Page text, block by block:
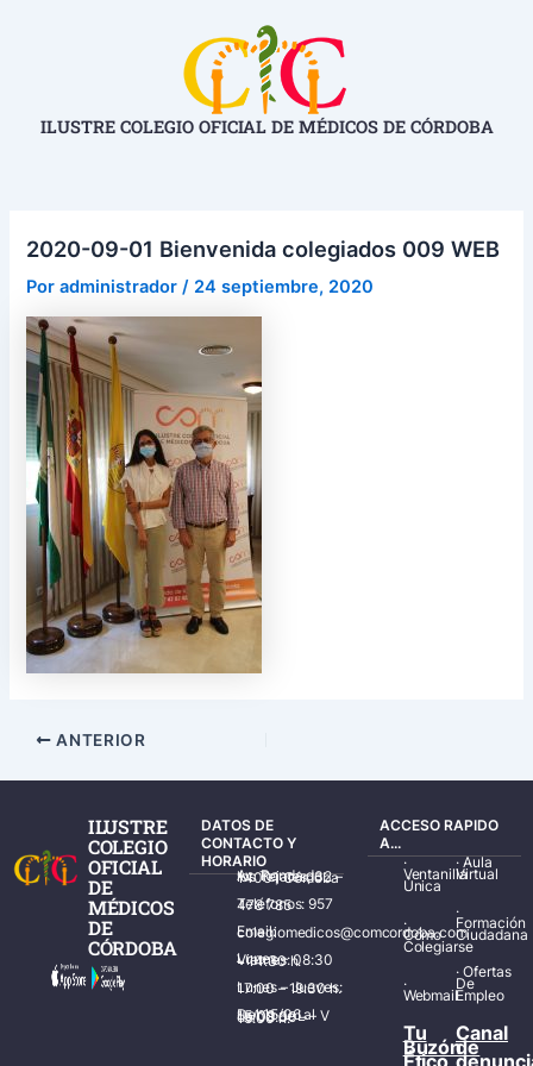
ILUSTRE COLEGIO OFICIAL DE MÉDICOS DE CÓRDOBA
2020-09-01 Bienvenida colegiados 009 WEB
Poradministrador/ 24 septiembre, 2020
ANTERIOR
ILUSTRE
COLEGIO
OFICIAL
DE
MÉDICOS
DE
CÓRDOBA
DATOS DE
CONTACTO Y
HORARIO
Av. Ronda de los Tejares, 32 – 14001 Córdoba
Teléfonos: 957 478 785
Email: colegiomedicos@comcordoba.com
Lunes – Viernes: 08:30 – 14:30 h.
Lunes – Jueves: 17:00 – 19:30 h.
Del 15/06 al 15/09 de L – V de 08:00 – 15:00 h.
ACCESO RAPIDO
A...
·
Ventanilla
Única
·
Cómo
Colegiarse
·
Webmail
·Aula
Virtual
·
Formación
Ciudadana
·Ofertas
De
Empleo
Tu
Buzón
Ético
Canal
de